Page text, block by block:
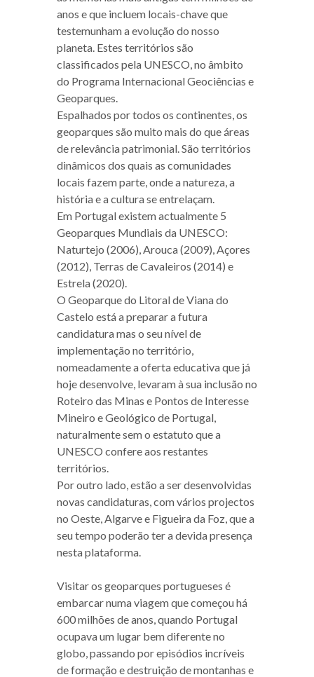
anos e que incluem locais-chave que
testemunham a evolução do nosso
planeta. Estes territórios são
classificados pela UNESCO, no âmbito
do Programa Internacional Geociências e
Geoparques.
Espalhados por todos os continentes, os
geoparques são muito mais do que áreas
de relevância patrimonial. São territórios
dinâmicos dos quais as comunidades
locais fazem parte, onde a natureza, a
história e a cultura se entrelaçam.
Em Portugal existem actualmente 5
Geoparques Mundiais da UNESCO:
Naturtejo (2006), Arouca (2009), Açores
(2012), Terras de Cavaleiros (2014) e
Estrela (2020).
O Geoparque do Litoral de Viana do
Castelo está a preparar a futura
candidatura mas o seu nível de
implementação no território,
nomeadamente a oferta educativa que já
hoje desenvolve, levaram à sua inclusão no
Roteiro das Minas e Pontos de Interesse
Mineiro e Geológico de Portugal,
naturalmente sem o estatuto que a
UNESCO confere aos restantes
territórios.
Por outro lado, estão a ser desenvolvidas
novas candidaturas, com vários projectos
no Oeste, Algarve e Figueira da Foz, que a
seu tempo poderão ter a devida presença
nesta plataforma.
Visitar os geoparques portugueses é
embarcar numa viagem que começou há
600 milhões de anos, quando Portugal
ocupava um lugar bem diferente no
globo, passando por episódios incríveis
de formação e destruição de montanhas e